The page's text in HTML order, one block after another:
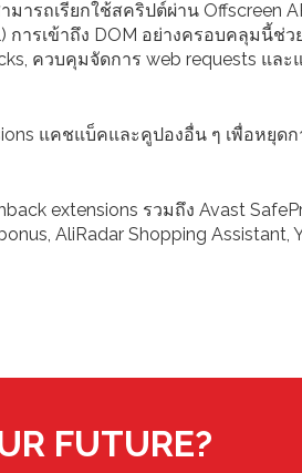
ารถเรียกใช้สคริปต์ผ่าน Offscreen
ารเข้าถึง DOM อย่างครอบคลุมนี้ช่ว
ควบคุมจัดการ web requests และ
แคชแบ็คและคูปองอื่น ๆ เพื่อหยุด
extensions รวมถึง Avast
AliRadar Shopping Assistant,
FUTURE?